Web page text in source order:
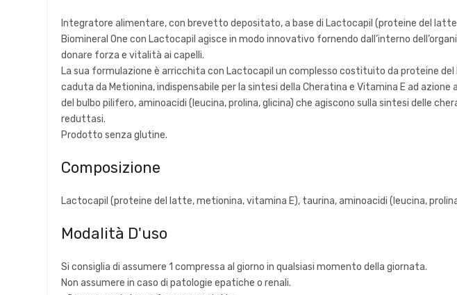
Integratore alimentare, con brevetto depositato, a base di Lactocapil (proteine del
Biomineral One con Lactocapil agisce in modo innovativo fornendo dall’interno
donare forza e vitalità ai capelli.
La sua formulazione è arricchita con Lactocapil un complesso costituito da proteine
caduta da Metionina, indispensabile per la sintesi della Cheratina e Vitamina E ad
del bulbo pilifero, aminoacidi (leucina, prolina, glicina) che agiscono sulla sintesi delle
reduttasi.
Prodotto senza glutine.
Composizione
Lactocapil (proteine del latte, metionina, vitamina E), taurina, aminoacidi (leucina,
Modalità D'uso
Si consiglia di assumere 1 compressa al giorno in qualsiasi momento della giornata.
Non assumere in caso di patologie epatiche o renali.